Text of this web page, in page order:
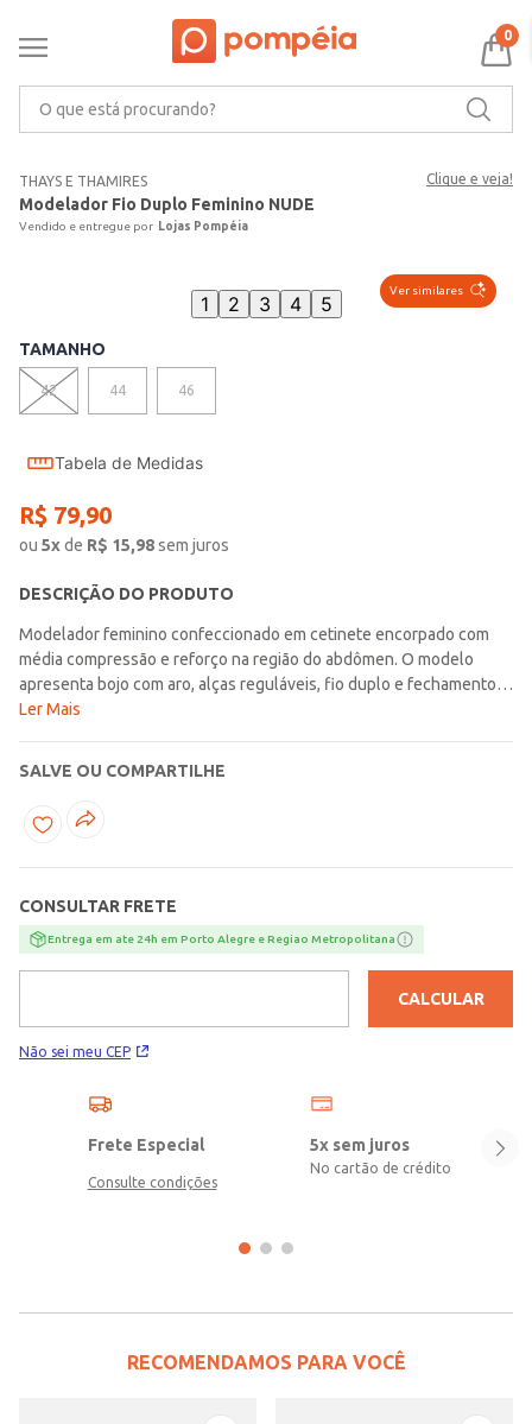
0
THAYS E THAMIRES Clique e veja!
Modelador Fio Duplo Feminino NUDE
Lojas Pompéia
Ver similares
1 2 3 4 5
TAMANHO
42 44 46
Tabela de Medidas
R$ 79,90
ou 5xde R$ 15,98sem juros
DESCRIÇÃO DO PRODUTO
Modelador feminino confeccionado em cetinete encorpado com
média compressão e reforço na região do abdômen. O modelo
apresenta bojo com aro, alças reguláveis, fio duplo e fechamento
entre pernas por colchetes. O modelo reduz medidas, valoriza a
poliamida, 21% elastano Marca: Thays&Thamires Produto da
coleção Outono/Inverno Lojas Pompéia.com
Ler Mais
SALVE OU COMPARTILHE
CONSULTAR FRETE
Entrega em ate 24h em Porto Alegre e Regiao Metropolitana
Não sei meu CEP
CALCULAR
Frete Especial
Consulte condições
5x sem juros
No cartão de crédito
RECOMENDAMOS PARA VOCÊ